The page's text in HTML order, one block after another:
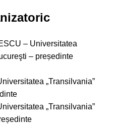
– Universitatea
– președinte
„Transilvania”
„Transilvania”